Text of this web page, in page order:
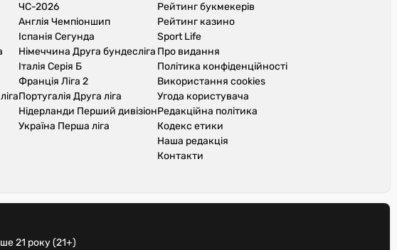
ЧС-2026
Англія Чемпіоншип
Іспанія Сегунда
Німеччина Друга бундесліга
Італія Серія Б
Франція Ліга 2
Португалія Друга ліга
Нідерланди Перший дивізіон
Україна Перша ліга
Рейтинг букмекерів
Рейтинг казино
Sport Life
Про видання
Політика конфіденційності
Використання cookies
Угода користувача
Редакційна політика
Кодекс етики
Наша редакція
Контакти
21 року (21+)